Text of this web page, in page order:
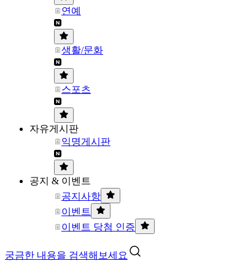
연예
생활/문화
스포츠
자유게시판
익명게시판
공지 & 이벤트
공지사항
이벤트
이벤트 당첨 인증
궁금한 내용을 검색해보세요